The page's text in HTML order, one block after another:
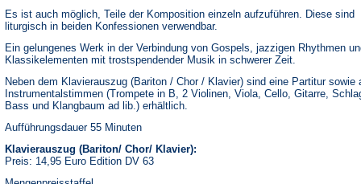
Es ist auch möglich, Teile der Komposition einzeln aufzuführen. Diese sind
liturgisch in beiden Konfessionen verwendbar.
Ein gelungenes Werk in der Verbindung von Gospels, jazzigen Rhythmen
Klassikelementen mit trostspendender Musik in schwerer Zeit.
Neben dem Klavierauszug (Bariton / Chor / Klavier) sind eine Partitur sowie
Instrumentalstimmen (Trompete in B, 2 Violinen, Viola, Cello, Gitarre,
Bass und Klangbaum ad lib.) erhältlich.
Aufführungsdauer 55 Minuten
Klavierauszug (Bariton/ Chor/ Klavier):
Preis: 14,95 Euro Edition DV 63